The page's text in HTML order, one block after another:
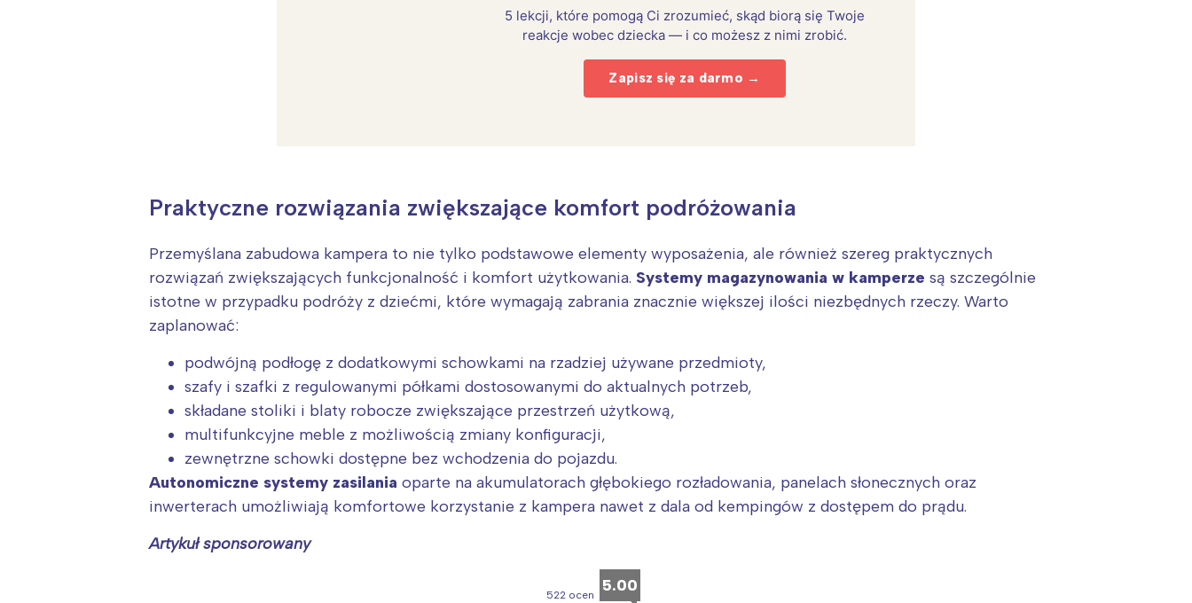
5 lekcji, które pomogą Ci zrozumieć, skąd biorą się Twoje
reakcje wobec dziecka — i co możesz z nimi zrobić.
Zapisz się za darmo →
Praktyczne rozwiązania zwiększające komfort podróżowania
Przemyślana zabudowa kampera to nie tylko podstawowe elementy wyposażenia, ale również szereg praktycznych
rozwiązań zwiększających funkcjonalność i komfort użytkowania. Systemy magazynowania w kamperze są szczególnie
istotne w przypadku podróży z dziećmi, które wymagają zabrania znacznie większej ilości niezbędnych rzeczy. Warto
zaplanować:
podwójną podłogę z dodatkowymi schowkami na rzadziej używane przedmioty,
szafy i szafki z regulowanymi półkami dostosowanymi do aktualnych potrzeb,
składane stoliki i blaty robocze zwiększające przestrzeń użytkową,
multifunkcyjne meble z możliwością zmiany konfiguracji,
zewnętrzne schowki dostępne bez wchodzenia do pojazdu.
Autonomiczne systemy zasilania oparte na akumulatorach głębokiego rozładowania, panelach słonecznych oraz
inwerterach umożliwiają komfortowe korzystanie z kampera nawet z dala od kempingów z dostępem do prądu.
Artykuł sponsorowany
522 ocen 5.00
Interesują mnie wydarzenia z tego regionu:
Warszawa
Łódź
Trójmiasto
Wrocław
Śląsk
Kraków
Wszystkie
Wybieram